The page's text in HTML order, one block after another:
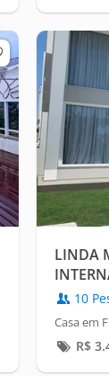
LINDA
10
Casa em
R$